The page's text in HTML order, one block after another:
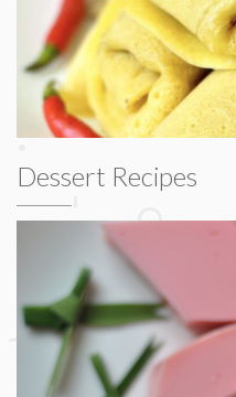
Dessert Recipes